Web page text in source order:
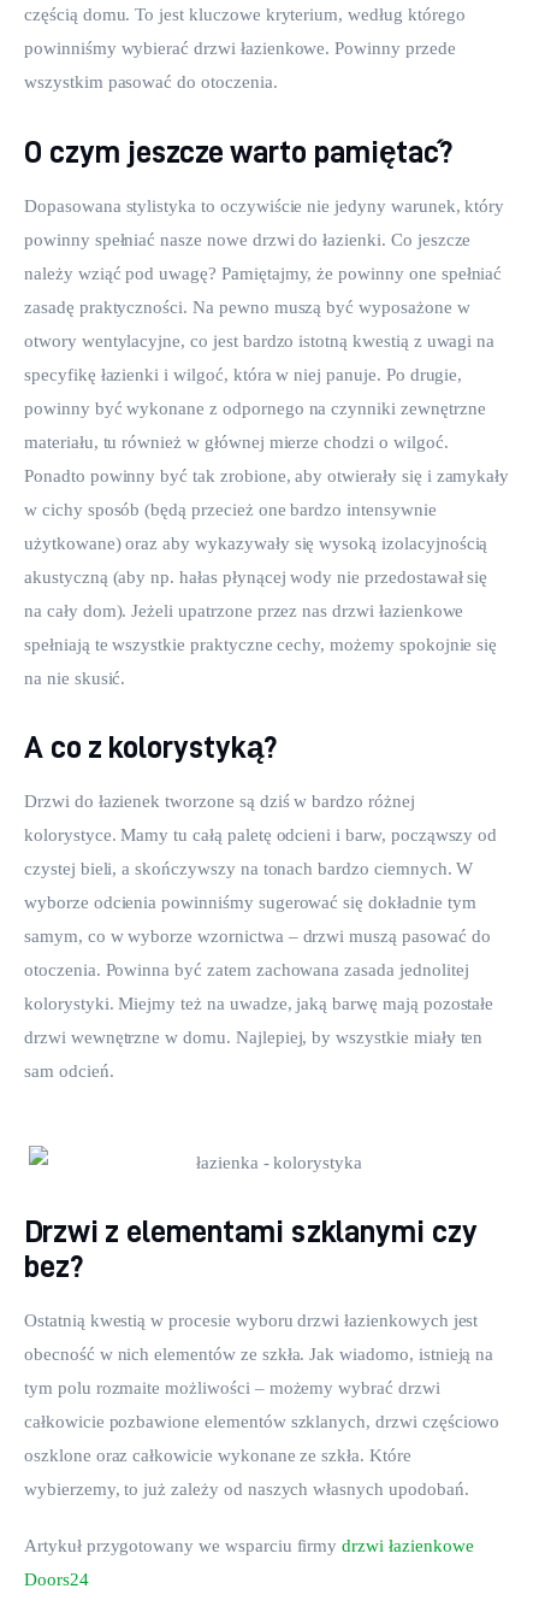
częścią domu. To jest kluczowe kryterium, według którego
powinniśmy wybierać drzwi łazienkowe. Powinny przede
wszystkim pasować do otoczenia.
O czym jeszcze warto pamiętać?
Dopasowana stylistyka to oczywiście nie jedyny warunek, który
powinny spełniać nasze nowe drzwi do łazienki. Co jeszcze
należy wziąć pod uwagę? Pamiętajmy, że powinny one spełniać
zasadę praktyczności. Na pewno muszą być wyposażone w
otwory wentylacyjne, co jest bardzo istotną kwestią z uwagi na
specyfikę łazienki i wilgoć, która w niej panuje. Po drugie,
powinny być wykonane z odpornego na czynniki zewnętrzne
materiału, tu również w głównej mierze chodzi o wilgoć.
Ponadto powinny być tak zrobione, aby otwierały się i zamykały
w cichy sposób (będą przecież one bardzo intensywnie
użytkowane) oraz aby wykazywały się wysoką izolacyjnością
akustyczną (aby np. hałas płynącej wody nie przedostawał się
na cały dom). Jeżeli upatrzone przez nas drzwi łazienkowe
spełniają te wszystkie praktyczne cechy, możemy spokojnie się
na nie skusić.
A co z kolorystyką?
Drzwi do łazienek tworzone są dziś w bardzo różnej
kolorystyce. Mamy tu całą paletę odcieni i barw, począwszy od
czystej bieli, a skończywszy na tonach bardzo ciemnych. W
wyborze odcienia powinniśmy sugerować się dokładnie tym
samym, co w wyborze wzornictwa – drzwi muszą pasować do
otoczenia. Powinna być zatem zachowana zasada jednolitej
kolorystyki. Miejmy też na uwadze, jaką barwę mają pozostałe
drzwi wewnętrzne w domu. Najlepiej, by wszystkie miały ten
sam odcień.
Drzwi z elementami szklanymi czy
bez?
Ostatnią kwestią w procesie wyboru drzwi łazienkowych jest
obecność w nich elementów ze szkła. Jak wiadomo, istnieją na
tym polu rozmaite możliwości – możemy wybrać drzwi
całkowicie pozbawione elementów szklanych, drzwi częściowo
oszklone oraz całkowicie wykonane ze szkła. Które
wybierzemy, to już zależy od naszych własnych upodobań.
Artykuł przygotowany we wsparciu firmy drzwi łazienkowe
Doors24